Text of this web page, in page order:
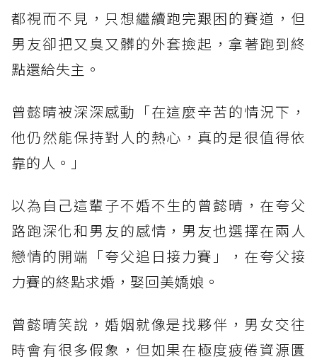
都視而不見，只想繼續跑完艱困的賽道，但
男友卻把又臭又髒的外套撿起，拿著跑到終
點還給失主。
曾懿晴被深深感動「在這麼辛苦的情況下，
他仍然能保持對人的熱心，真的是很值得依
靠的人。」
以為自己這輩子不婚不生的曾懿晴，在夸父
路跑深化和男友的感情，男友也選擇在兩人
戀情的開端「夸父追日接力賽」，在夸父接
力賽的終點求婚，娶回美嬌娘。
曾懿晴笑說，婚姻就像是找夥伴，男女交往
時會有很多假象，但如果在極度疲倦資源匱